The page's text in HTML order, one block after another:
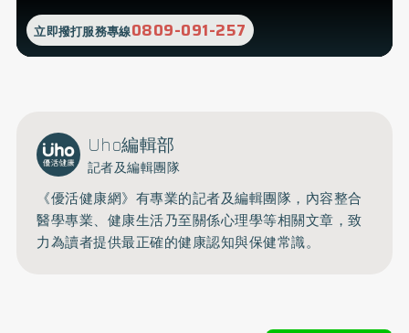
立即撥打服務專線0809-091-257
Uho編輯部
記者及編輯團隊
《優活健康網》有專業的記者及編輯團隊，內容整合
醫學專業、健康生活乃至關係心理學等相關文章，致
力為讀者提供最正確的健康認知與保健常識。